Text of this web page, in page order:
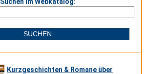
Kurzgeschichten & Romane über